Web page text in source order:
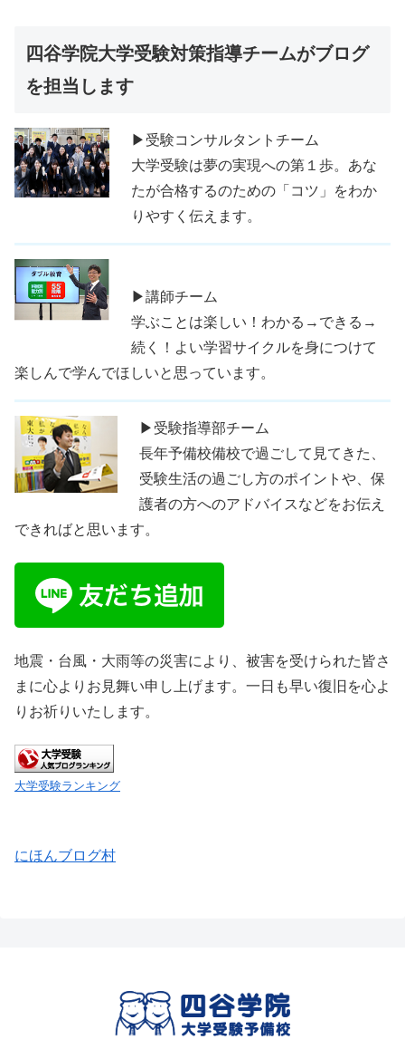
四谷学院大学受験対策指導チームがブログ
を担当します
▶受験コンサルタントチーム
大学受験は夢の実現への第１歩。あな
たが合格するのための「コツ」をわか
りやすく伝えます。
▶講師チーム
学ぶことは楽しい！わかる→できる→
続く！よい学習サイクルを身につけて
楽しんで学んでほしいと思っています。
▶受験指導部チーム
長年予備校備校で過ごして見てきた、
受験生活の過ごし方のポイントや、保
護者の方へのアドバイスなどをお伝え
できればと思います。
地震・台風・大雨等の災害により、被害を受けられた皆さ
まに心よりお見舞い申し上げます。一日も早い復旧を心よ
りお祈りいたします。
大学受験ランキング
にほんブログ村